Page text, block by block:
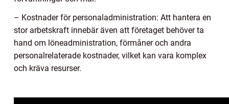
– Kostnader för personaladministration: Att hantera en
stor arbetskraft innebär även att företaget behöver ta
hand om löneadministration, förmåner och andra
personalrelaterade kostnader, vilket kan vara komplex
och kräva resurser.